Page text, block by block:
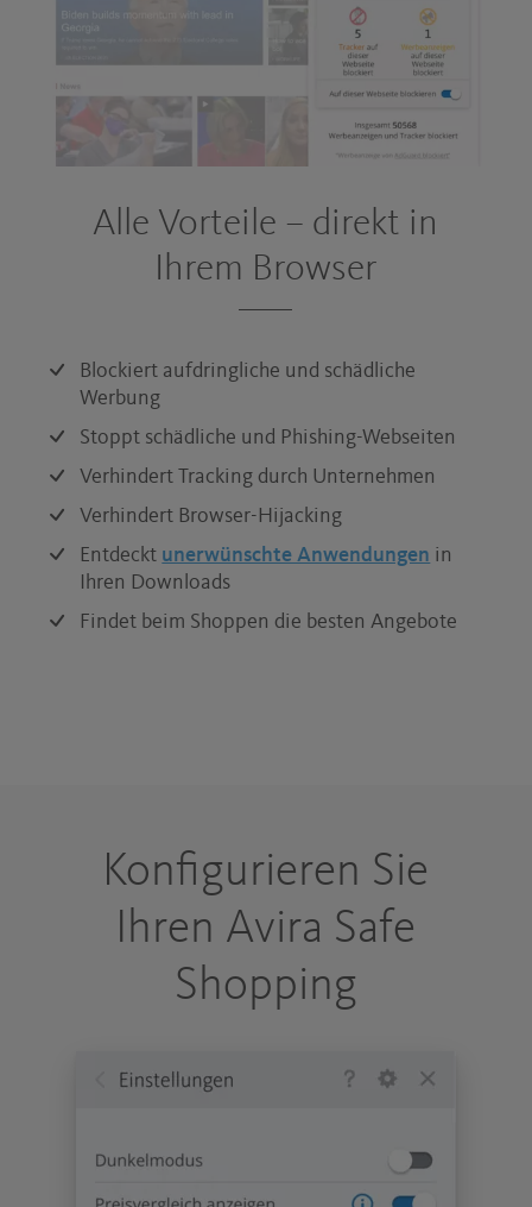
Alle Vorteile – direkt in
Ihrem Browser
Blockiert aufdringliche und schädliche
Werbung
Stoppt schädliche und Phishing-Webseiten
Verhindert Tracking durch Unternehmen
Verhindert Browser-Hijacking
Entdeckt unerwünschte Anwendungen in
Ihren Downloads
Findet beim Shoppen die besten Angebote
Konfigurieren Sie
Ihren Avira Safe
Shopping